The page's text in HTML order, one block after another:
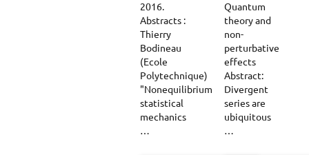
2016.
Abstracts :
Thierry
Bodineau
(Ecole
Polytechnique)
"Nonequilibrium
statistical
mechanics
…
Quantum
theory and
non-
perturbative
effects
Abstract:
Divergent
series are
ubiquitous
…